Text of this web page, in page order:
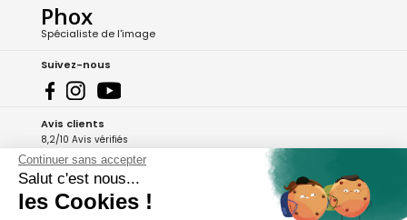
Phox
Spécialiste de l'image
Suivez-nous
Avis clients
8,2/10 Avis vérifiés
L'Appli Phox
Continuer sans accepter
Salut c'est nous...
les Cookies !